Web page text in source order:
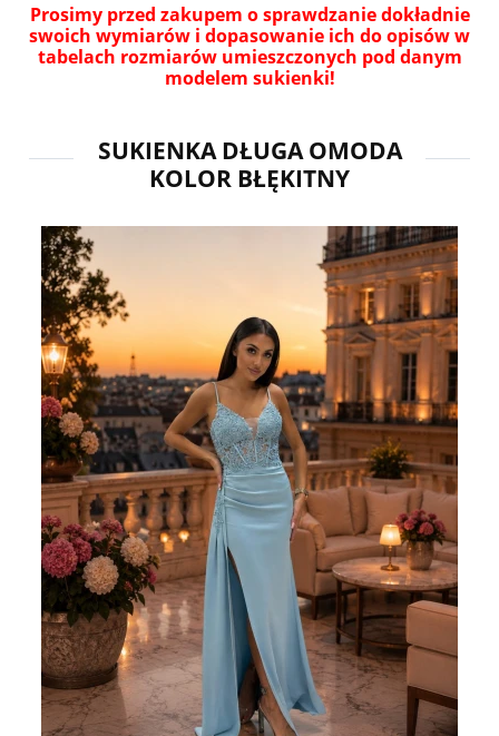
Prosimy przed zakupem o sprawdzanie dokładnie
swoich wymiarów i dopasowanie ich do opisów w
tabelach rozmiarów umieszczonych pod danym
modelem sukienki!
SUKIENKA DŁUGA OMODA
KOLOR BŁĘKITNY